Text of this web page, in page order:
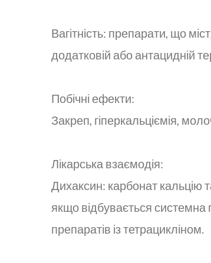
Вагітність: препарати, що
додатковій або антацидній
Побічні ефекти:
Закреп, гіперкальціємія,
Лікарська взаємодія:
Дихаксин: карбонат кальцію
якщо відбувається системна
препаратів із тетрацикліном.